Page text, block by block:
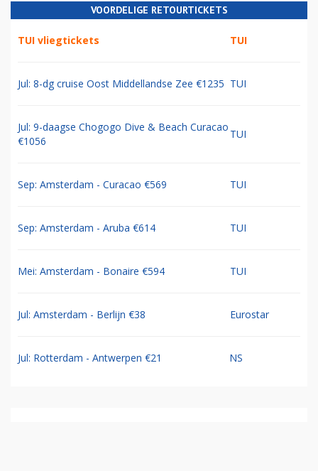
VOORDELIGE RETOURTICKETS
TUI vliegtickets TUI
Jul: 8-dg cruise Oost Middellandse Zee €1235 TUI
Jul: 9-daagse Chogogo Dive & Beach Curacao
€1056
TUI
Sep: Amsterdam - Curacao €569 TUI
Sep: Amsterdam - Aruba €614 TUI
Mei: Amsterdam - Bonaire €594 TUI
Jul: Amsterdam - Berlijn €38 Eurostar
Jul: Rotterdam - Antwerpen €21 NS